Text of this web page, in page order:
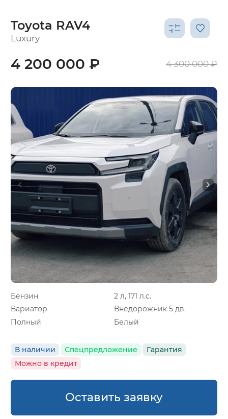
Toyota RAV4
Luxury
Бензин
2 л, 171 л.с.
Вариатор
Внедорожник 5 дв.
Полный
Белый
В наличии Спецпредложение
Гарантия
Можно в кредит
4 200 000 ₽ 4 300 000 ₽
Оставить заявку